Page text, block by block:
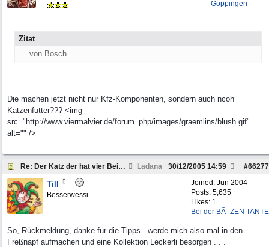
Göppingen
Zitat
...von Bosch
Die machen jetzt nicht nur Kfz-Komponenten, sondern auch ncoh
Katzenfutter??? <img
src="http://www.viermalvier.de/forum_php/images/graemlins/blush.gif"
alt="" />
Re: Der Katz der hat vier Beine . . . Ladana #66277
30/12/2005 14:59
Joined: Jun 2004
Posts: 5,635
Likes: 1
Bei der BÃ–ZEN TANTE
Till
Besserwessi
So, Rückmeldung, danke für die Tipps - werde mich also mal in den
Freßnapf aufmachen und eine Kollektion Leckerli besorgen . . .